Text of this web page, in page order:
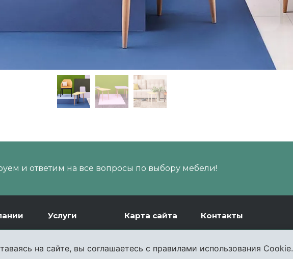
и ответим на все вопросы по выбору мебели!
Услуги
Сборка
Карта сайта Контакты
на сайте, вы соглашаетесь с правилами использования Cookie.